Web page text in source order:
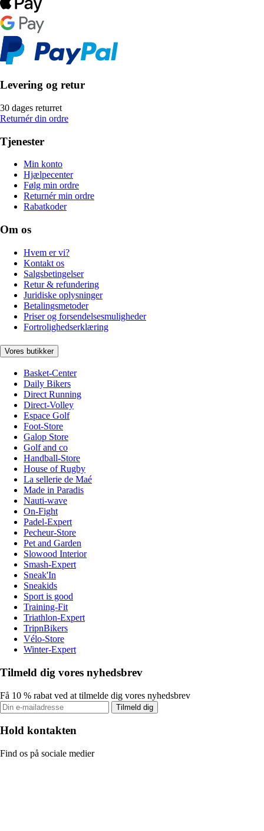
Levering og retur
30 dages returret
Returnér din ordre
Tjenester
Min konto
Hjælpecenter
Følg min ordre
Returnér min ordre
Rabatkoder
Om os
Hvem er vi?
Kontakt os
Salgsbetingelser
Retur & refundering
Juridiske oplysninger
Betalingsmetoder
Priser og forsendelsesmuligheder
Fortrolighedserklæring
Vores butikker
Basket-Center
Daily Bikers
Direct Running
Direct-Volley
Espace Golf
Foot-Store
Galop Store
Golf and co
Handball-Store
House of Rugby
La sellerie de Maé
Made in Paradis
Nauti-wave
On-Fight
Padel-Expert
Pecheur-Store
Pet and Garden
Slowood Interior
Smash-Expert
Sneak'In
Sneakids
Sport is good
Training-Fit
Triathlon-Expert
TripnBikers
Vélo-Store
Winter-Expert
Tilmeld dig vores nyhedsbrev
Få 10 % rabat ved at tilmelde dig vores nyhedsbrev
Tilmeld dig
Hold kontakten
Find os på sociale medier